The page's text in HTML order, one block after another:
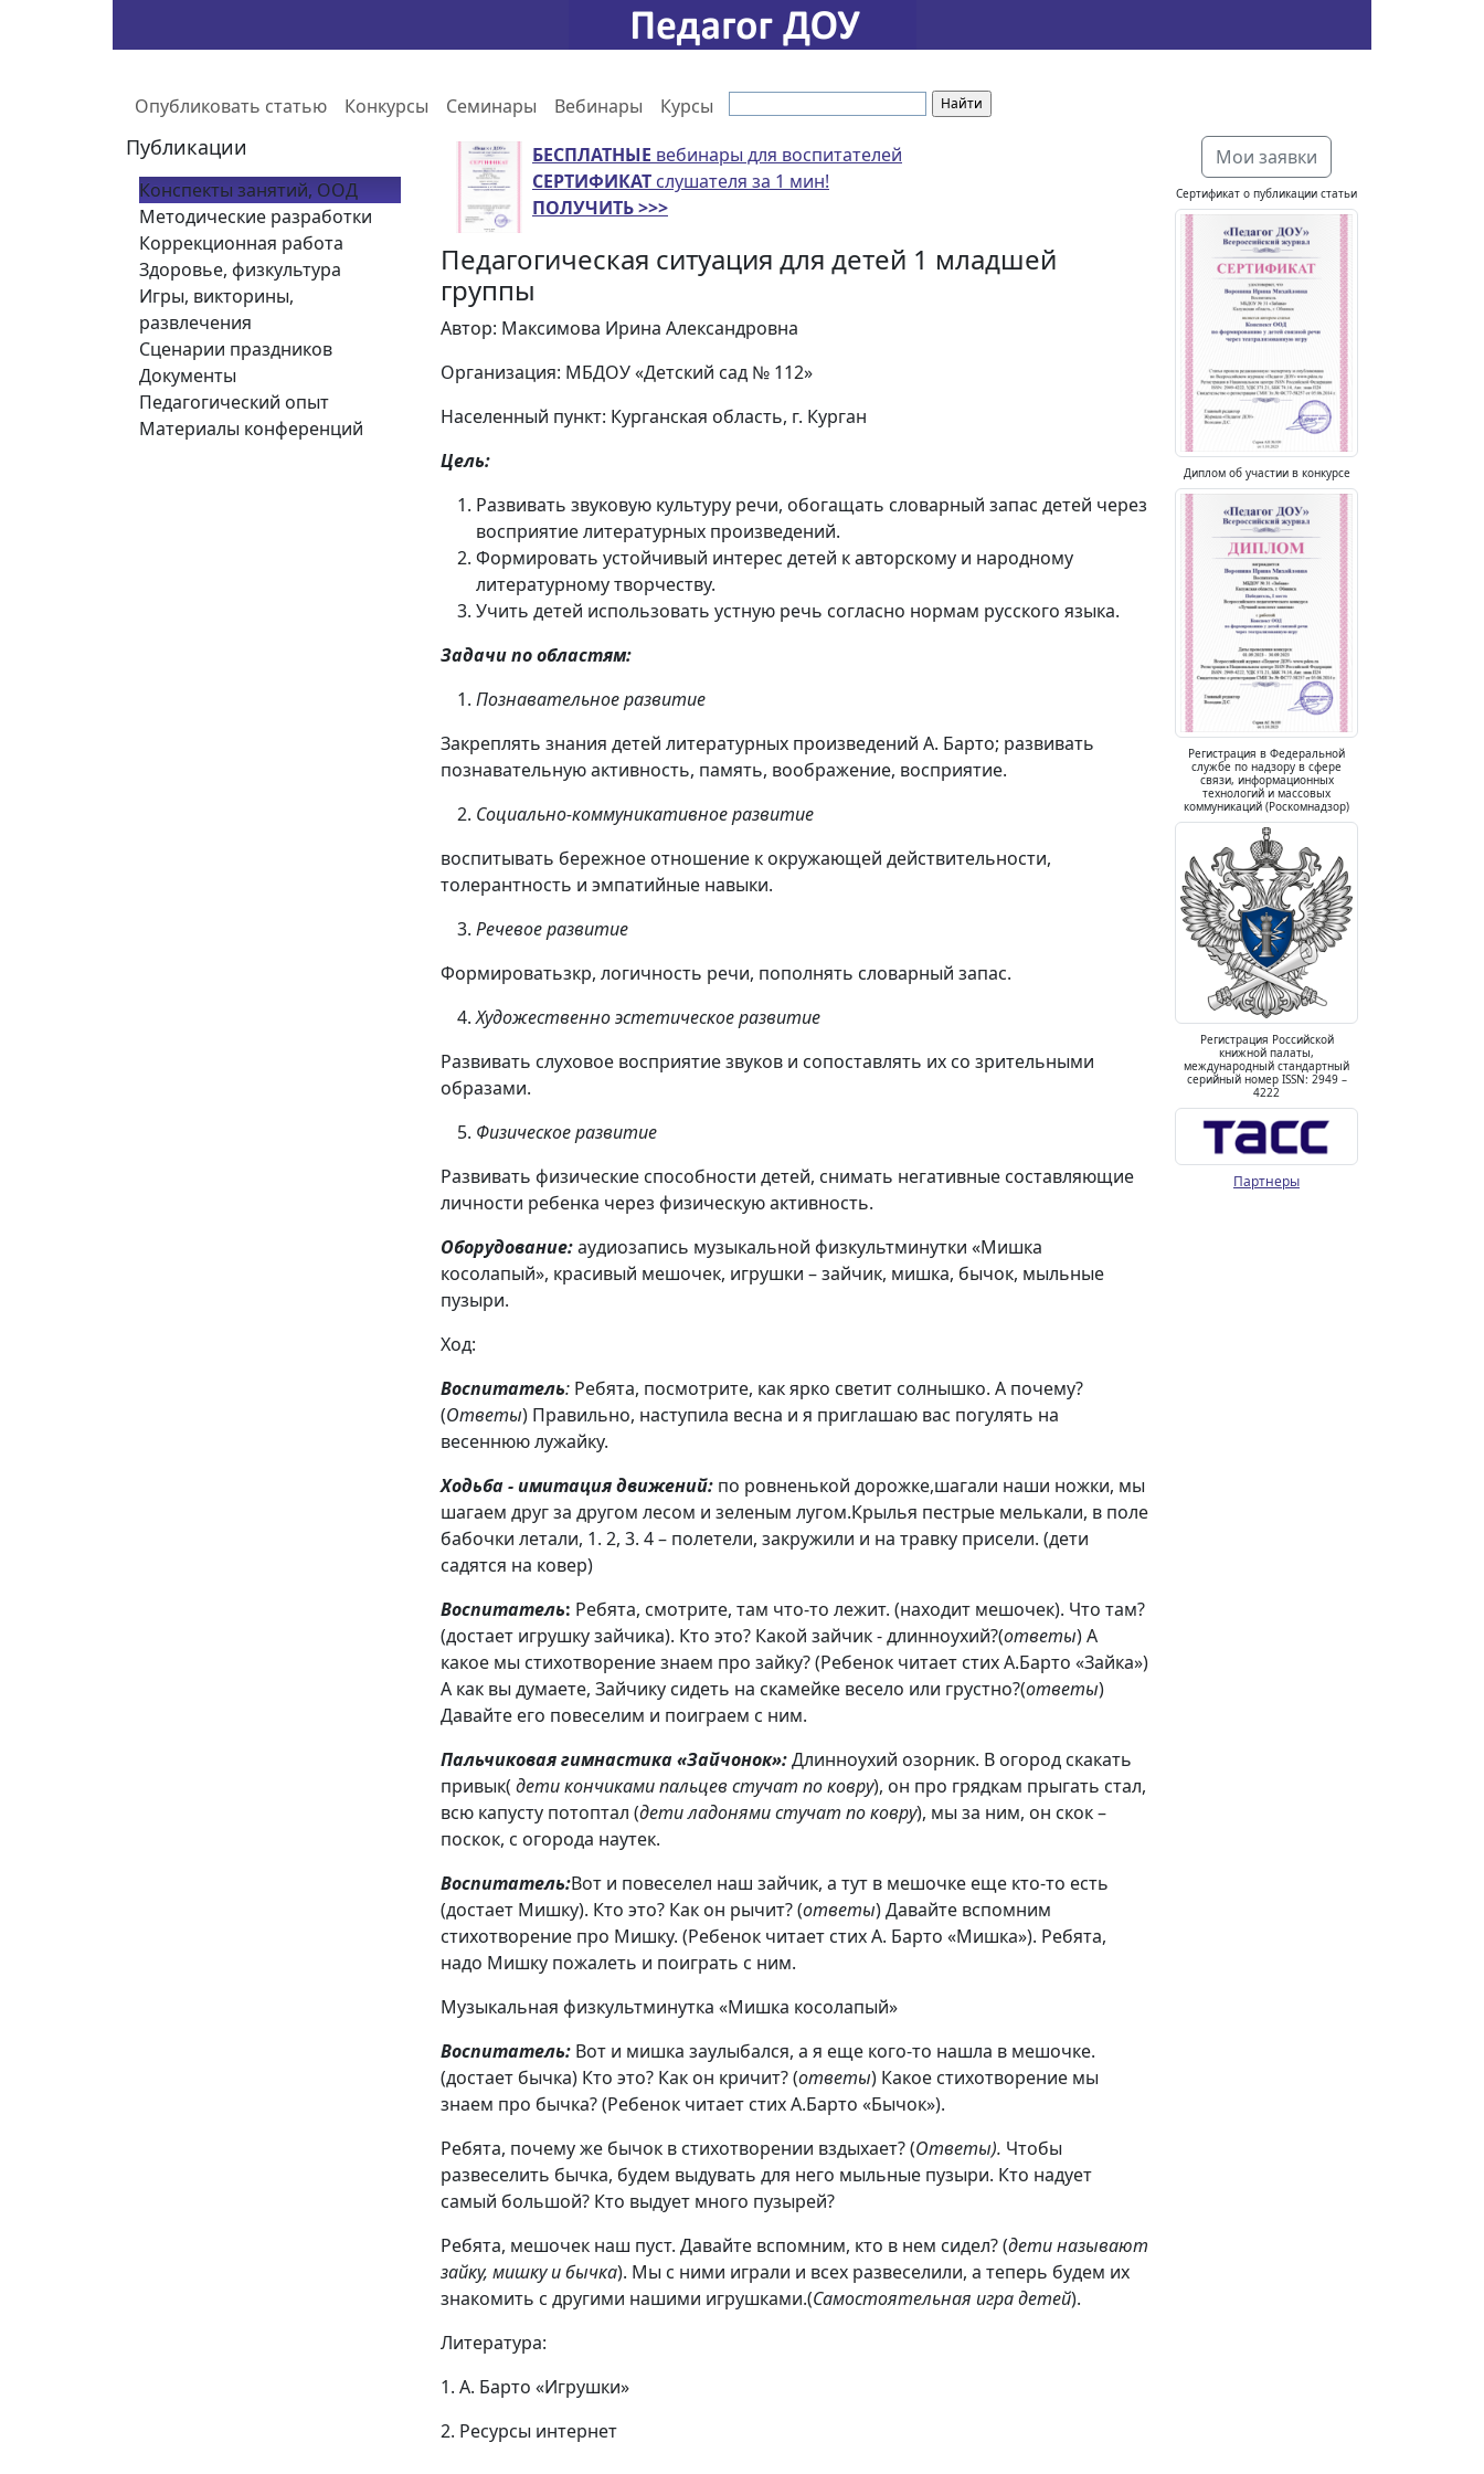
Опубликовать статью Конкурсы Семинары Вебинары Курсы
Публикации
Конспекты занятий, ООД
Методические разработки
Коррекционная работа
Здоровье, физкультура
Игры, викторины,
развлечения
Сценарии праздников
Документы
Педагогический опыт
Материалы конференций
БЕСПЛАТНЫЕ вебинары для воспитателей
СЕРТИФИКАТ слушателя за 1 мин!
ПОЛУЧИТЬ >>>
Педагогическая ситуация для детей 1 младшей
группы
Автор: Максимова Ирина Александровна
Организация: МБДОУ «Детский сад № 112»
Населенный пункт: Курганская область, г. Курган
Цель:
Развивать звуковую культуру речи, обогащать словарный запас детей через
восприятие литературных произведений.
Формировать устойчивый интерес детей к авторскому и народному
литературному творчеству.
Учить детей использовать устную речь согласно нормам русского языка.
Задачи по областям:
Познавательное развитие
Закреплять знания детей литературных произведений А. Барто; развивать
познавательную активность, память, воображение, восприятие.
Социально-коммуникативное развитие
воспитывать бережное отношение к окружающей действительности,
толерантность и эмпатийные навыки.
Речевое развитие
Формироватьзкр, логичность речи, пополнять словарный запас.
Художественно эстетическое развитие
Развивать слуховое восприятие звуков и сопоставлять их со зрительными
образами.
Физическое развитие
Развивать физические способности детей, снимать негативные составляющие
личности ребенка через физическую активность.
Оборудование:аудиозапись музыкальной физкультминутки «Мишка
косолапый», красивый мешочек, игрушки – зайчик, мишка, бычок, мыльные
пузыри.
Ход:
Воспитатель: Ребята, посмотрите, как ярко светит солнышко. А почему?
(Ответы) Правильно, наступила весна и я приглашаю вас погулять на
весеннюю лужайку.
Ходьба - имитация движений: по ровненькой дорожке,шагали наши ножки, мы
шагаем друг за другом лесом и зеленым лугом.Крылья пестрые мелькали, в поле
бабочки летали, 1. 2, 3. 4 – полетели, закружили и на травку присели. (дети
садятся на ковер)
Воспитатель: Ребята, смотрите, там что-то лежит. (находит мешочек). Что там?
(достает игрушку зайчика). Кто это? Какой зайчик - длинноухий?(ответы) А
какое мы стихотворение знаем про зайку? (Ребенок читает стих А.Барто «Зайка»)
А как вы думаете, Зайчику сидеть на скамейке весело или грустно?(ответы)
Давайте его повеселим и поиграем с ним.
Пальчиковая гимнастика «Зайчонок»:Длинноухий озорник. В огород скакать
привык( дети кончиками пальцев стучат по ковру), он про грядкам прыгать стал,
всю капусту потоптал (дети ладонями стучат по ковру), мы за ним, он скок –
поскок, с огорода наутек.
Воспитатель:Вот и повеселел наш зайчик, а тут в мешочке еще кто-то есть
(достает Мишку). Кто это? Как он рычит? (ответы) Давайте вспомним
стихотворение про Мишку. (Ребенок читает стих А. Барто «Мишка»). Ребята,
надо Мишку пожалеть и поиграть с ним.
Музыкальная физкультминутка «Мишка косолапый»
Воспитатель: Вот и мишка заулыбался, а я еще кого-то нашла в мешочке.
(достает бычка) Кто это? Как он кричит? (ответы) Какое стихотворение мы
знаем про бычка? (Ребенок читает стих А.Барто «Бычок»).
Ребята, почему же бычок в стихотворении вздыхает? (Ответы). Чтобы
развеселить бычка, будем выдувать для него мыльные пузыри. Кто надует
самый большой? Кто выдует много пузырей?
Ребята, мешочек наш пуст. Давайте вспомним, кто в нем сидел? (дети называют
зайку, мишку и бычка). Мы с ними играли и всех развеселили, а теперь будем их
знакомить с другими нашими игрушками.(Самостоятельная игра детей).
Литература:
1. А. Барто «Игрушки»
2. Ресурсы интернет
Мои заявки
Сертификат о публикации статьи
Диплом об участии в конкурсе
Регистрация в Федеральной
службе по надзору в сфере
связи, информационных
технологий и массовых
коммуникаций (Роскомнадзор)
Регистрация Российской
книжной палаты,
международный стандартный
серийный номер ISSN: 2949 –
4222
Партнеры